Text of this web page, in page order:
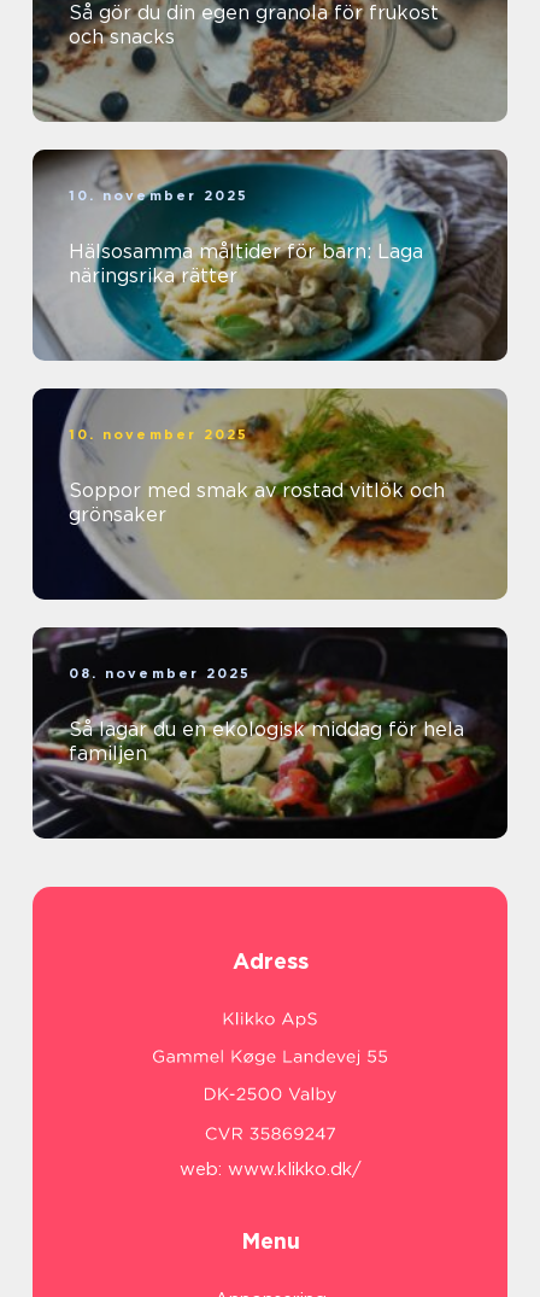
Så gör du din egen granola för frukost
och snacks
10. november 2025
Hälsosamma måltider för barn: Laga
näringsrika rätter
10. november 2025
Soppor med smak av rostad vitlök och
grönsaker
08. november 2025
Så lagar du en ekologisk middag för hela
familjen
Adress
web: www.klikko.dk/
Menu